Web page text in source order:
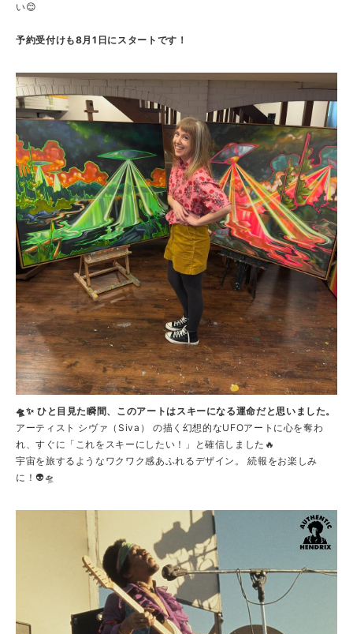
い😊
予約受付けも8月1日にスタートです！
🛸✨ ひと目見た瞬間、このアートはスキーになる運命だと思いました。
アーティスト シヴァ（Siva） の描く幻想的なUFOアートに心を奪わ
れ、すぐに「これをスキーにしたい！」と確信しました🔥
宇宙を旅するようなワクワク感あふれるデザイン。 続報をお楽しみ
に！👽🛸